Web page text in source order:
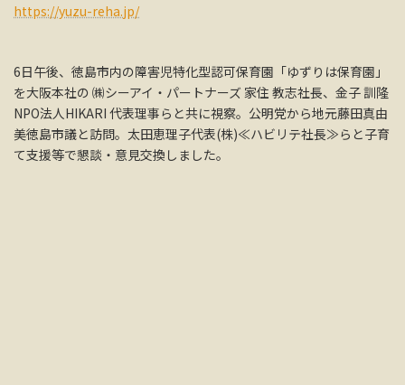
https://yuzu-reha.jp/
6日午後、徳島市内の障害児特化型認可保育園「ゆずりは保育園」
を大阪本社の ㈱シーアイ・パートナーズ 家住 教志社長、金子 訓隆
NPO法人HIKARI 代表理事らと共に視察。公明党から地元藤田真由
美徳島市議と訪問。太田恵理子代表(株)≪ハビリテ社長≫らと子育
て支援等で懇談・意見交換しました。